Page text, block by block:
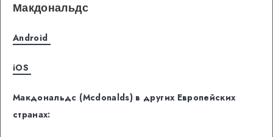
Макдональдс
Android
iOS
Макдональдс (Mcdonalds) в других Европейских
странах: